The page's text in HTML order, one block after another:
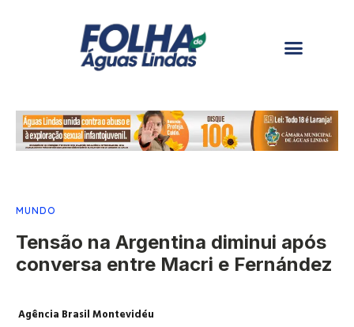
MUNDO
Tensão na Argentina diminui após
conversa entre Macri e Fernández
Agência Brasil Montevidéu